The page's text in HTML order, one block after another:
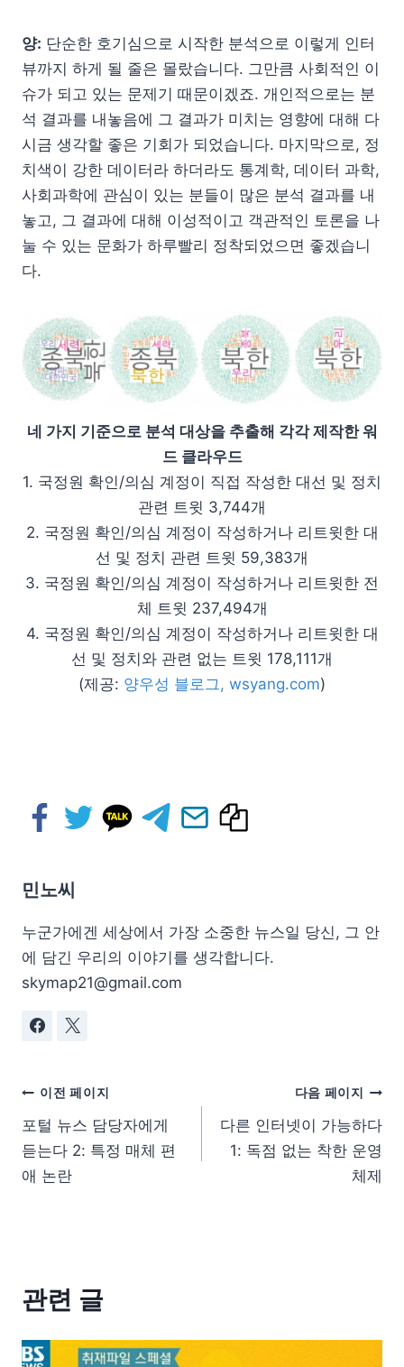
양: 단순한 호기심으로 시작한 분석으로 이렇게 인터
뷰까지 하게 될 줄은 몰랐습니다. 그만큼 사회적인 이
슈가 되고 있는 문제기 때문이겠죠. 개인적으로는 분
석 결과를 내놓음에 그 결과가 미치는 영향에 대해 다
시금 생각할 좋은 기회가 되었습니다. 마지막으로, 정
치색이 강한 데이터라 하더라도 통계학, 데이터 과학,
사회과학에 관심이 있는 분들이 많은 분석 결과를 내
놓고, 그 결과에 대해 이성적이고 객관적인 토론을 나
눌 수 있는 문화가 하루빨리 정착되었으면 좋겠습니
다.
네 가지 기준으로 분석 대상을 추출해 각각 제작한 워
드 클라우드
1. 국정원 확인/의심 계정이 직접 작성한 대선 및 정치
관련 트윗 3,744개
2. 국정원 확인/의심 계정이 작성하거나 리트윗한 대
선 및 정치 관련 트윗 59,383개
3. 국정원 확인/의심 계정이 작성하거나 리트윗한 전
체 트윗 237,494개
4. 국정원 확인/의심 계정이 작성하거나 리트윗한 대
선 및 정치와 관련 없는 트윗 178,111개
(제공: 양우성 블로그, wsyang.com)
민노씨
누군가에겐 세상에서 가장 소중한 뉴스일 당신, 그 안
에 담긴 우리의 이야기를 생각합니다.
skymap21@gmail.com
이전 페이지
포털 뉴스 담당자에게
듣는다 2: 특정 매체 편
애 논란
다음 페이지
다른 인터넷이 가능하다
1: 독점 없는 착한 운영
체제
관련 글